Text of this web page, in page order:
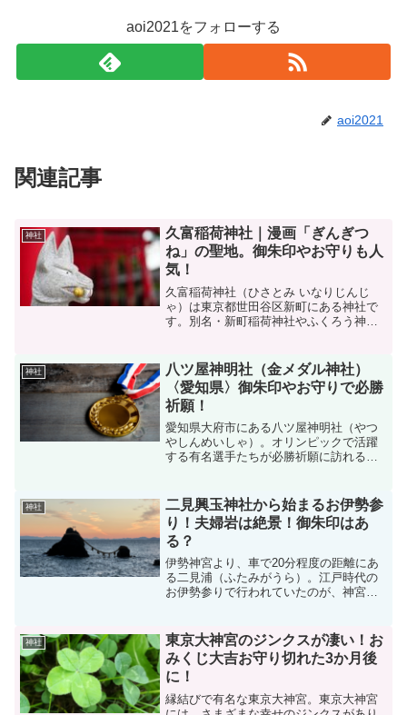
aoi2021をフォローする
aoi2021
関連記事
神社
久富稲荷神社｜漫画「ぎんぎつ
ね」の聖地。御朱印やお守りも人
気！
久富稲荷神社（ひさとみ いなりじんじ
ゃ）は東京都世田谷区新町にある神社で
す。別名・新町稲荷神社やふくろう神社
ぎつね』の冴木神社のモデルになったこ
とで知名度が一気にアップ...
神社
八ツ屋神明社（金メダル神社）
〈愛知県〉御朱印やお守りで必勝
祈願！
愛知県大府市にある八ツ屋神明社（やつ
やしんめいしゃ）。オリンピックで活躍
する有名選手たちが必勝祈願に訪れるこ
負の神様として有名で、受験、就活、試
合前に多くの方が参拝され...
神社
二見興玉神社から始まるお伊勢参
り！夫婦岩は絶景！御朱印はあ
る？
伊勢神宮より、車で20分程度の距離にあ
る二見浦（ふたみがうら）。江戸時代の
お伊勢参りで行われていたのが、神宮へ
みおきたまじんじゃ）への参拝から伊勢
神宮に参拝するという人が...
神社
東京大神宮のジンクスが凄い！お
みくじ大吉お守り切れた3か月後
に！
縁結びで有名な東京大神宮。東京大神宮